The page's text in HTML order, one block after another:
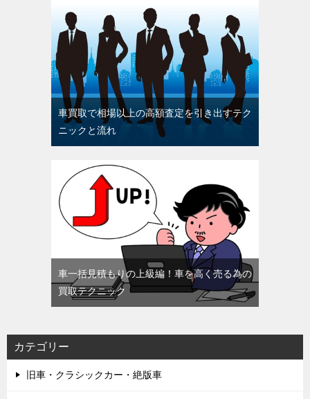
車買取で相場以上の高額査定を引き出すテク
ニックと流れ
車一括見積もりの上級編！車を高く売る為の
買取テクニック
カテゴリー
旧車・クラシックカー・絶版車